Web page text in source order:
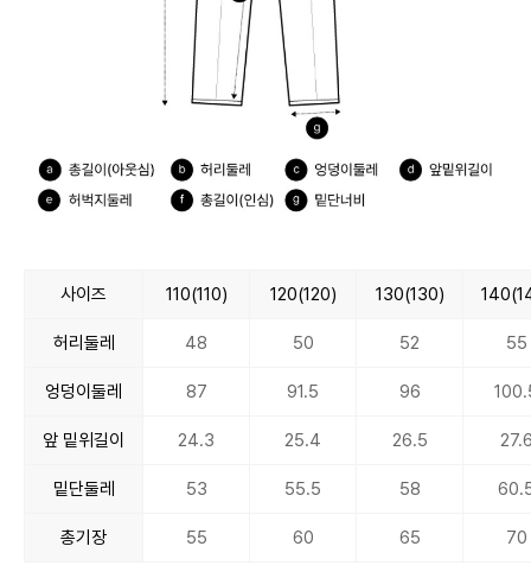
사이즈 110(110) 120(120) 130(130)
허리둘레 48 50 52 55
엉덩이둘레 87 91.5 96
앞 밑위길이 24.3 25.4 26.5
밑단둘레 53 55.5 58
총기장 55 60 65 70